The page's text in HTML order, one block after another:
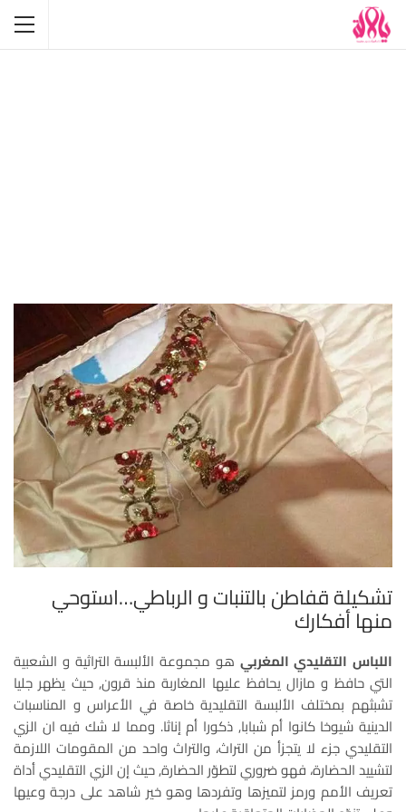
تشكيلة قفاطن بالتنبات و الرباطي…استوحي
منها أفكارك
اللباس التقليدي المغربي هو مجموعة الألبسة التراثية و الشعبية
التي حافظ و مازال يحافظ عليها المغاربة منذ قرون, حيث يظهر جليا
تشبثهم بمختلف الألبسة التقليدية خاصة في الأعراس و المناسبات
الدينية شيوخا كانوا أم شبابا, ذكورا أم إناثا. ومما لا شك فيه ان الزي
التقليدي جزء لا يتجزأ من التراث، والتراث واحد من المقومات اللازمة
لتشييد الحضارة، فهو ضروري لتطوّر الحضارة, حيث إن الزي التقليدي أداة
تعريف الأمم ورمز لتميزها وتفردها وهو خير شاهد على درجة وعيها